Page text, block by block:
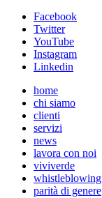
Facebook
Twitter
YouTube
Instagram
Linkedin
home
chi siamo
clienti
servizi
news
lavora con noi
viviverde
whistleblowing
parità di genere